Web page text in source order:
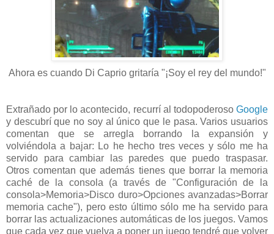
Ahora es cuando Di Caprio gritaría "¡Soy el rey del mundo!"
Extrañado por lo acontecido, recurrí al todopoderoso Google
y descubrí que no soy al único que le pasa. Varios usuarios
comentan que se arregla borrando la expansión y
volviéndola a bajar: Lo he hecho tres veces y sólo me ha
servido para cambiar las paredes que puedo traspasar.
Otros comentan que además tienes que borrar la memoria
caché de la consola (a través de "Configuración de la
consola>Memoria>Disco duro>Opciones avanzadas>Borrar
memoria cache"), pero esto último sólo me ha servido para
borrar las actualizaciones automáticas de los juegos. Vamos
que cada vez que vuelva a poner un juego tendré que volver